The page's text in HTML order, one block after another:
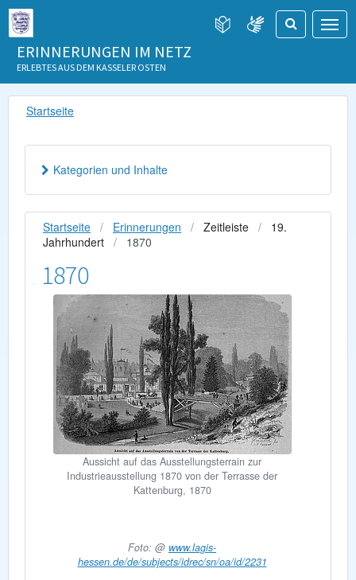
ERINNERUNGEN IM NETZ
ERLEBTES AUS DEM KASSELER OSTEN
Startseite
Startseite Erinnerungen Zeitleiste
19.
Jahrhundert
1870
1870
Aussicht auf das Ausstellungsterrain zur
Industrieausstellung 1870 von der Terrasse der
Kattenburg, 1870
Foto: @ www.lagis-
hessen.de/de/subjects/idrec/sn/oa/id/2231
Kategorien und Inhalte